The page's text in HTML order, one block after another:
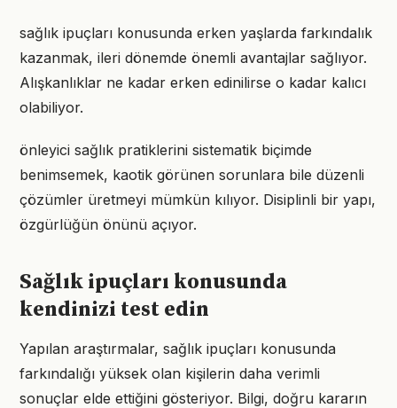
sağlık ipuçları konusunda erken yaşlarda farkındalık
kazanmak, ileri dönemde önemli avantajlar sağlıyor.
Alışkanlıklar ne kadar erken edinilirse o kadar kalıcı
olabiliyor.
önleyici sağlık pratiklerini sistematik biçimde
benimsemek, kaotik görünen sorunlara bile düzenli
çözümler üretmeyi mümkün kılıyor. Disiplinli bir yapı,
özgürlüğün önünü açıyor.
Sağlık ipuçları konusunda
kendinizi test edin
Yapılan araştırmalar, sağlık ipuçları konusunda
farkındalığı yüksek olan kişilerin daha verimli
sonuçlar elde ettiğini gösteriyor. Bilgi, doğru kararın